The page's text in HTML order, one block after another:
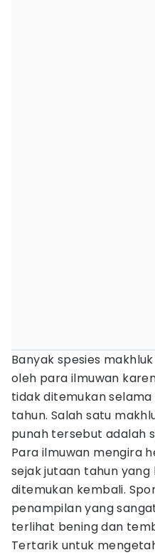
Banyak spesies
oleh para ilmuwan
tidak ditemukan
tahun. Salah satu
punah tersebut adalah
Para ilmuwan mengira
sejak jutaan tahun
ditemukan kembali.
penampilan yang
terlihat bening dan
Tertarik untuk